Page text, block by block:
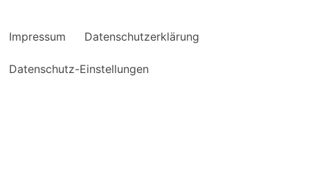
Impressum Datenschutzerklärung
Datenschutz-Einstellungen